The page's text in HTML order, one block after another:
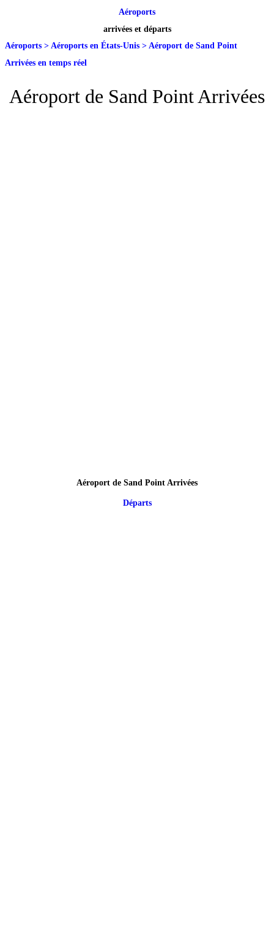
Aéroports
arrivées et départs
Aéroports > Aéroports en États-Unis > Aéroport de Sand Point
Arrivées en temps réel
Aéroport de Sand Point Arrivées
Aéroport de Sand Point Arrivées
Départs